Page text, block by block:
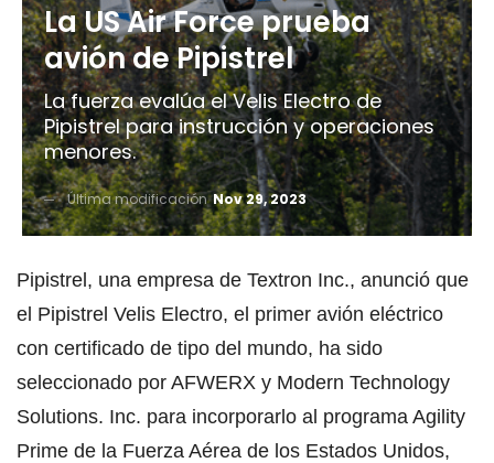
La US Air Force prueba
avión de Pipistrel
La fuerza evalúa el Velis Electro de
Pipistrel para instrucción y operaciones
menores.
Última modificaciónNov 29, 2023
Pipistrel, una empresa de Textron Inc., anunció que
el Pipistrel Velis Electro, el primer avión eléctrico
con certificado de tipo del mundo, ha sido
seleccionado por AFWERX y Modern Technology
Solutions. Inc. para incorporarlo al programa Agility
Prime de la Fuerza Aérea de los Estados Unidos,